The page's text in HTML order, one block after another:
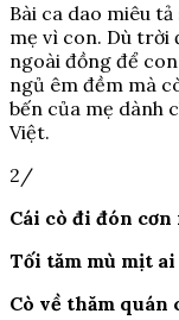
Bài ca dao miêu
mẹ vì con. Dù trời
ngoài đồng để
ngủ êm đềm mà
bến của mẹ dành
Việt.
2/
Cái cò đi đón cơn
Tối tăm mù mịt ai
Cò về thăm quán